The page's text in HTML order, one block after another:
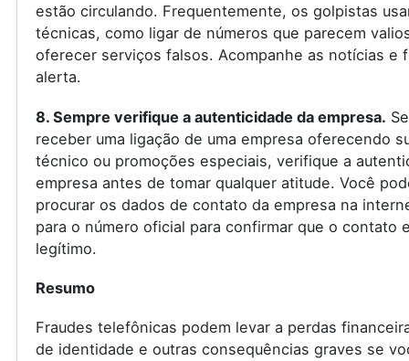
estão circulando. Frequentemente, os golpistas
técnicas, como ligar de números que parecem
oferecer serviços falsos. Acompanhe as notícias e
alerta.
8. Sempre verifique a autenticidade da empresa.
receber uma ligação de uma empresa oferecendo
técnico ou promoções especiais, verifique a
empresa antes de tomar qualquer atitude. Você
procurar os dados de contato da empresa na
para o número oficial para confirmar que o contato
legítimo.
Resumo
Fraudes telefônicas podem levar a perdas
de identidade e outras consequências graves se